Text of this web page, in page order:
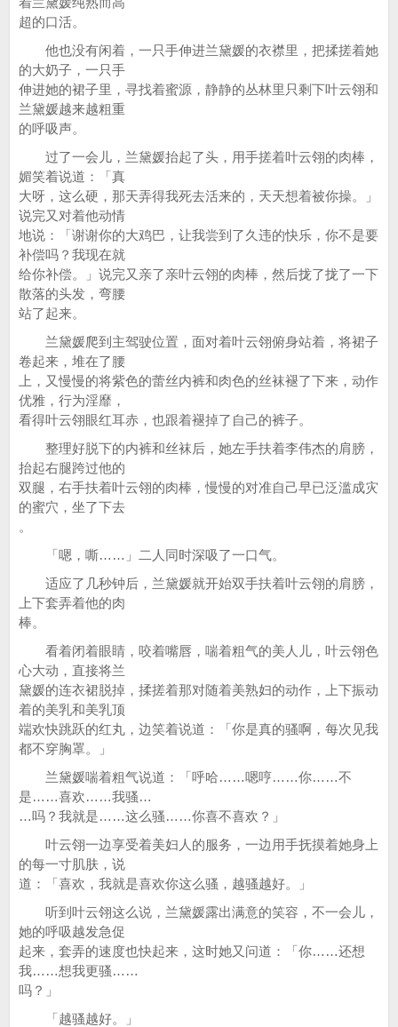
超的口活。
他也没有闲着，一只手伸进兰黛媛的衣襟里，把揉搓着她
的大奶子，一只手
伸进她的裙子里，寻找着蜜源，静静的丛林里只剩下叶云翎和
兰黛媛越来越粗重
的呼吸声。
过了一会儿，兰黛媛抬起了头，用手搓着叶云翎的肉棒，
媚笑着说道：「真
大呀，这么硬，那天弄得我死去活来的，天天想着被你操。」
说完又对着他动情
地说：「谢谢你的大鸡巴，让我尝到了久违的快乐，你不是要
补偿吗？我现在就
给你补偿。」说完又亲了亲叶云翎的肉棒，然后拢了拢了一下
散落的头发，弯腰
站了起来。
兰黛媛爬到主驾驶位置，面对着叶云翎俯身站着，将裙子
卷起来，堆在了腰
上，又慢慢的将紫色的蕾丝内裤和肉色的丝袜褪了下来，动作
优雅，行为淫靡，
看得叶云翎眼红耳赤，也跟着褪掉了自己的裤子。
整理好脱下的内裤和丝袜后，她左手扶着李伟杰的肩膀，
抬起右腿跨过他的
双腿，右手扶着叶云翎的肉棒，慢慢的对准自己早已泛滥成灾
的蜜穴，坐了下去
。
「嗯，嘶……」二人同时深吸了一口气。
适应了几秒钟后，兰黛媛就开始双手扶着叶云翎的肩膀，
上下套弄着他的肉
棒。
看着闭着眼睛，咬着嘴唇，喘着粗气的美人儿，叶云翎色
心大动，直接将兰
黛媛的连衣裙脱掉，揉搓着那对随着美熟妇的动作，上下振动
着的美乳和美乳顶
端欢快跳跃的红丸，边笑着说道：「你是真的骚啊，每次见我
都不穿胸罩。」
兰黛媛喘着粗气说道：「呼哈……嗯哼……你……不
是……喜欢……我骚…
…吗？我就是……这么骚……你喜不喜欢？」
叶云翎一边享受着美妇人的服务，一边用手抚摸着她身上
的每一寸肌肤，说
道：「喜欢，我就是喜欢你这么骚，越骚越好。」
听到叶云翎这么说，兰黛媛露出满意的笑容，不一会儿，
她的呼吸越发急促
起来，套弄的速度也快起来，这时她又问道：「你……还想
我……想我更骚……
吗？」
「越骚越好。」